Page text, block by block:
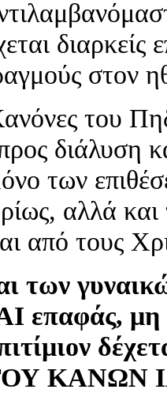
διαρκείς
στον
του
διάλυση
των
αλλά
από τους
των
επαφάς, μη
ΚΑΝΩΝ